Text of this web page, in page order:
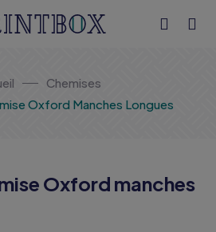
Chemises
Oxford Manches Longues
Oxford manches